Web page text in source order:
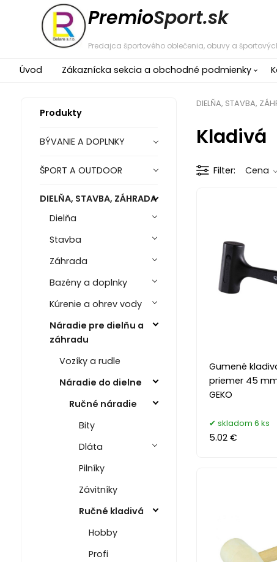
PremioSport.sk
Predajca športového oblečenia, obuvy a
Úvod Zákaznícka sekcia a obchodné podmienky
Produkty
BÝVANIE A DOPLNKY
ŠPORT A OUTDOOR
DIELŇA, STAVBA, ZÁHRADA
Dielňa
Stavba
Záhrada
Bazény a doplnky
Kúrenie a ohrev vody
Náradie pre dielňu a
záhradu
Vozíky a rudle
Náradie do dielne
Ručné náradie
Bity
Dláta
Pilníky
Závitníky
Ručné kladivá
Hobby
Profi
DIELŇA, STAVBA,
Kladivá
Filter Cena
Gumené
priemer 45
GEKO
skladom 6 ks
5.02 €